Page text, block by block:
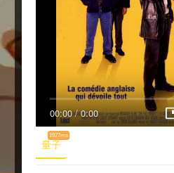
00:00/0:00
量子
1927ms